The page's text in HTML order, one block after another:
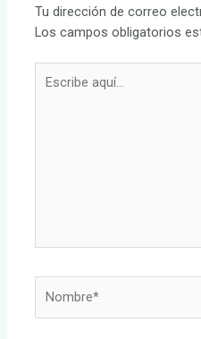
Tu dirección de correo
Los campos obligatorios
aquí...